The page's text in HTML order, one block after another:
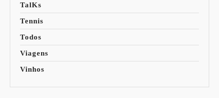
TalKs
Tennis
Todos
Viagens
Vinhos